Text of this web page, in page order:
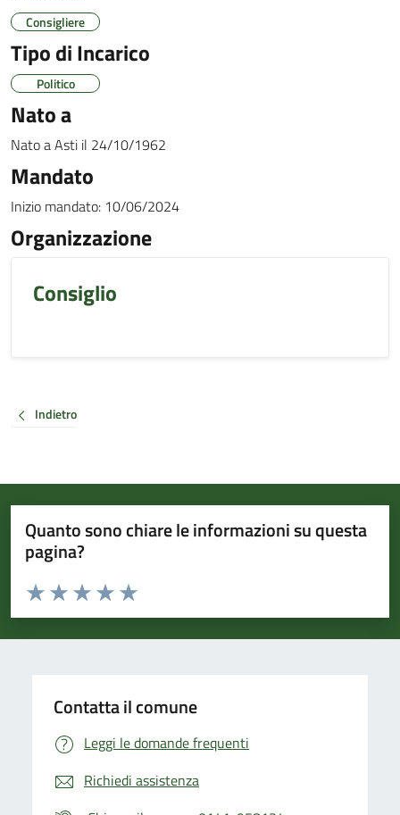
Consigliere
Tipo di Incarico
Politico
Nato a
Nato aAsti il 24/10/1962
Mandato
Inizio mandato: 10/06/2024
Organizzazione
Consiglio
Indietro
Quanto sono chiare le informazioni su questa
pagina?
Valuta da 1 a 5 stelle la pagina
Valuta 5 stelle su 5
Valuta 4 stelle su 5
Valuta 3 stelle su 5
Valuta 2 stelle su 5
Valuta 1 stelle su 5
Contatta il comune
Leggi le domande frequenti
Richiedi assistenza